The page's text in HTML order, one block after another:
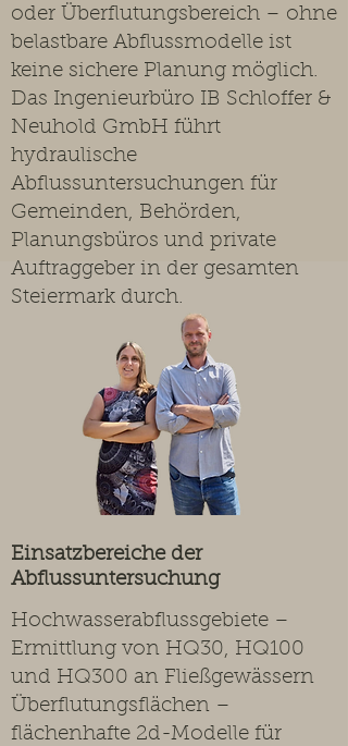
Einsatzbereiche der
Abflussuntersuchung
Hochwasserabflussgebiete –
Ermittlung von HQ30, HQ100
und HQ300 an Fließgewässern
Überflutungsflächen –
flächenhafte 2d-Modelle für
oder Überflutungsbereich – ohne
belastbare Abflussmodelle ist
keine sichere Planung möglich.
Das Ingenieurbüro IB Schloffer &
Neuhold GmbH führt
hydraulische
Abflussuntersuchungen für
Gemeinden, Behörden,
Planungsbüros und private
Auftraggeber in der gesamten
Steiermark durch.